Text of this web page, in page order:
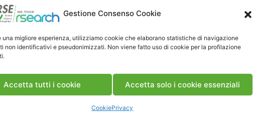
Gestione Consenso Cookie
una migliore esperienza, utilizziamo cookie che elaborano statistiche di navigazione
non identificativi e pseudonimizzati. Non viene fatto uso di cookie per la profilazione
Accetta tutti i cookie Accetta solo i cookie essenziali
CookiePrivacy
(LM40)
matematico-fisica per l’ingegneria (LM44).
potrà, in alternativa, aver conseguito un Master di II
relative ai settori applicativi esplicitati nella posizione.